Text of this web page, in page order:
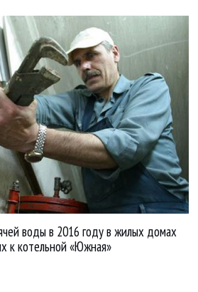
воды в 2016 году в жилых домах
к котельной «Южная»